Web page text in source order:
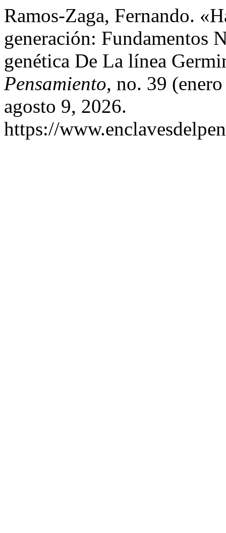
Ramos-Zaga, Fernando.
generación: Fundamentos
genética De La línea
Pensamiento, no. 39
agosto 9, 2026.
https://